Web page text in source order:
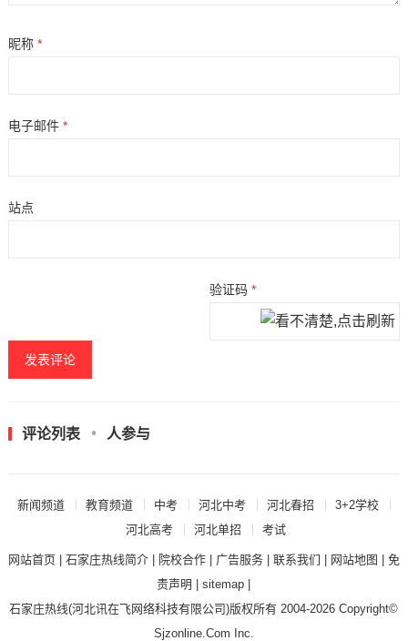
昵称 *
电子邮件 *
站点
验证码*
评论列表 人参与
新闻频道 教育频道 中考 河北中考 河北春招
3+2学校
河北高考
河北单招 考试
网站首页| 石家庄热线简介| 院校合作| 广告服务| 联系我们 网站地图
免
责声明
|sitemap
石家庄热线(河北讯在飞网络科技有限公司)版权所有 2004-2026 Copyright©
Sjzonline.Com Inc.